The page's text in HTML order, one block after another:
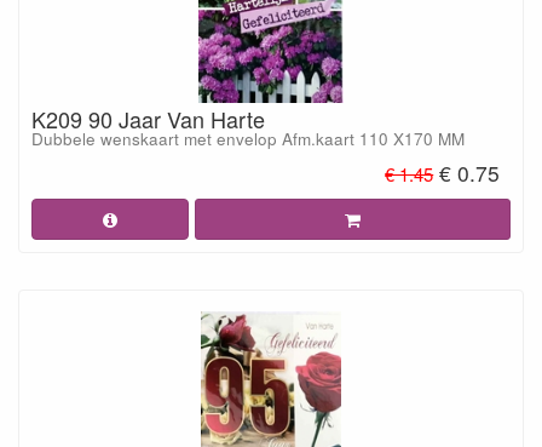
K209 90 Jaar Van Harte
Dubbele wenskaart met envelop Afm.kaart 110 X170 MM
€ 1.45 € 0.75